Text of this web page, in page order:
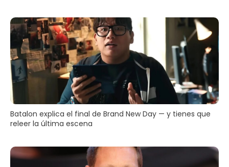
Batalon explica el final de Brand New Day — y tienes que
releer la última escena